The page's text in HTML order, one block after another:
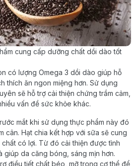
cung cấp dưỡng chất dồi dào tốt
có lượng Omega 3 dồi dào giúp hỗ
thích ăn ngon miệng hơn. Sử dụng
sẽ hỗ trợ cải thiện chứng trầm cảm,
vấn đề sức khỏe khác.
mắt khi sử dụng thực phẩm này đó
cân. Hạt chia kết hợp với sữa sẽ cung
có lợi. Từ đó cải thiện được tình
giúp da căng bóng, sáng mịn hơn.
điều tiết chất béo, mỡ trong cơ thể để